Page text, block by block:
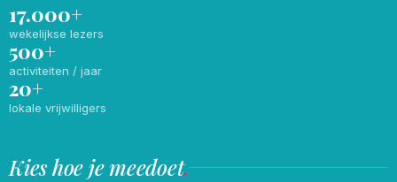
17.000+
wekelijkse lezers
500+
activiteiten / jaar
20+
lokale vrijwilligers
Kies hoe je meedoet.